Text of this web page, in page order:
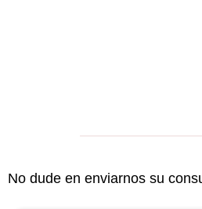
No dude en enviarnos su